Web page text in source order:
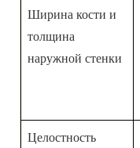
Ширина кости и
толщина
наружной стенки
Целостность